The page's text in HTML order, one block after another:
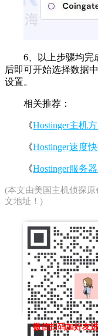
6、以上步骤均完
后即可开始选择数据
设置。
相关推荐：
《Hostinger主机
《Hostinger速度
《Hostinger服务
(本文由美国主机侦探原
文地址！)
微信扫码加好友